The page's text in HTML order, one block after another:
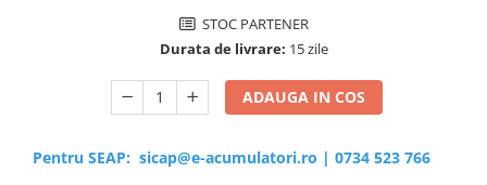
STOC PARTENER
Durata de livrare: 15 zile
ADAUGA IN COS
Pentru SEAP: sicap@e-acumulatori.ro | 0734 523 766